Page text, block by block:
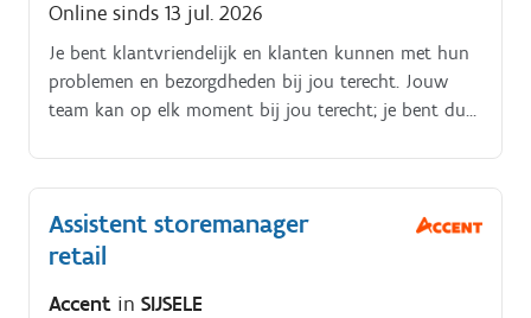
Online sinds 13 jul. 2026
Je bent klantvriendelijk en klanten kunnen met hun
problemen en bezorgdheden bij jou terecht. Jouw
team kan op elk moment bij jou terecht; je bent dus
Assistent storemanager
retail
Accent in SIJSELE